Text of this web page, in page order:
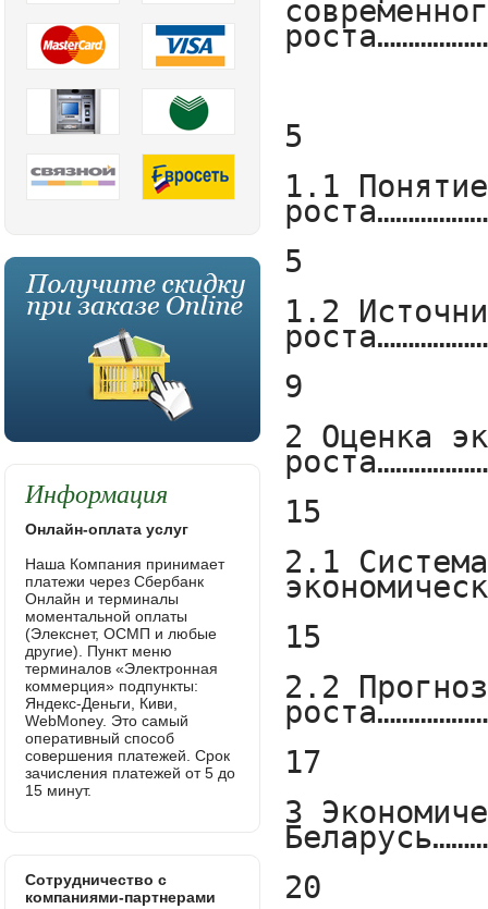
Информация
Онлайн-оплата услуг
Наша Компания принимает
платежи через Сбербанк
Онлайн и терминалы
моментальной оплаты
(Элекснет, ОСМП и любые
другие). Пункт меню
терминалов «Электронная
коммерция» подпункты:
Яндекс-Деньги, Киви,
WebMoney. Это самый
оперативный способ
совершения платежей. Срок
зачисления платежей от 5 до
15 минут.
Сотрудничество с
компаниями-партнерами